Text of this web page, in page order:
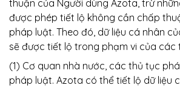
thuận của Người dùng Azota, trừ
được phép tiết lộ không cần chấp
pháp luật. Theo đó, dữ liệu cá nhân
sẽ được tiết lộ trong phạm vi của các
(1) Cơ quan nhà nước, các thủ tục
pháp luật. Azota có thể tiết lộ dữ liệu